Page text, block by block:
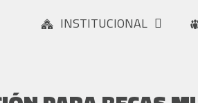
INSTITUCIONAL